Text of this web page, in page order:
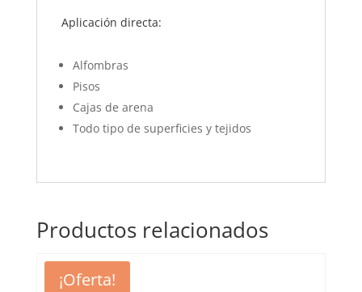
Aplicación directa:
Alfombras
Pisos
Cajas de arena
Todo tipo de superficies y tejidos
Productos relacionados
¡Oferta!